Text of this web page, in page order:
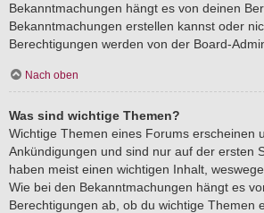
Bekanntmachungen hängt es von deinen
Bekanntmachungen erstellen kannst oder
Berechtigungen werden von der Board-
Nach oben
Was sind wichtige Themen?
Wichtige Themen eines Forums erscheinen
Ankündigungen und sind nur auf der ersten
haben meist einen wichtigen Inhalt,
Wie bei den Bekanntmachungen hängt es
Berechtigungen ab, ob du wichtige Themen